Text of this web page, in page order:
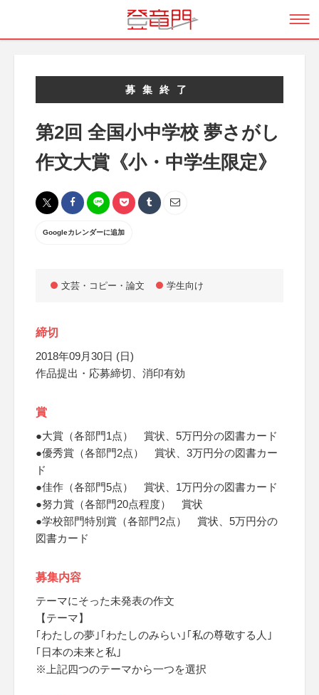
募集終了
第2回 全国小中学校 夢さがし
作文大賞《小・中学生限定》
Googleカレンダーに追加
文芸・コピー・論文 学生向け
締切
2018年09月30日 (日)
作品提出・応募締切、消印有効
賞
●大賞（各部門1点） 賞状、5万円分の図書カード
●優秀賞（各部門2点） 賞状、3万円分の図書カー
ド
●佳作（各部門5点） 賞状、1万円分の図書カード
●努力賞（各部門20点程度） 賞状
●学校部門特別賞（各部門2点） 賞状、5万円分の
図書カード
募集内容
テーマにそった未発表の作文
【テーマ】
｢わたしの夢｣｢わたしのみらい｣｢私の尊敬する人｣
｢日本の未来と私｣
※上記四つのテーマから一つを選択